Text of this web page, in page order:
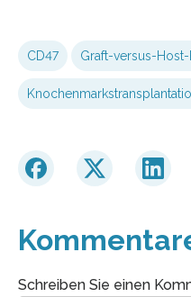
CD47 Graft-versus-Host-
Schreiben Sie einen